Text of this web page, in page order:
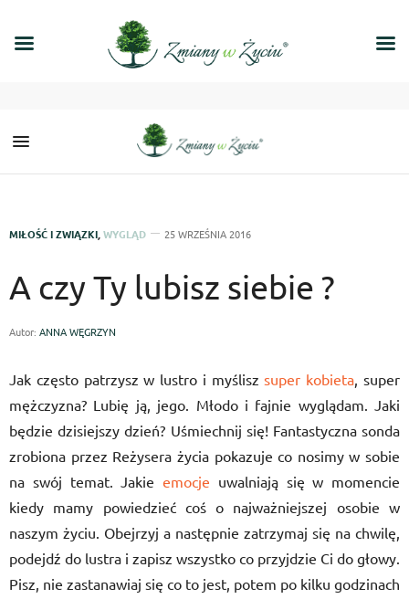
MIŁOŚĆ I ZWIĄZKI WYGLĄD 25 WRZEŚNIA 2016
A czy Ty lubisz siebie ?
Autor: ANNA WĘGRZYN
Jak często patrzysz w lustro i myśliszsuper kobieta, super
mężczyzna? Lubię ją, jego. Młodo i fajnie wyglądam. Jaki
będzie dzisiejszy dzień? Uśmiechnij się! Fantastyczna sonda
zrobiona przez Reżysera życia pokazuje co nosimy w sobie
na swój temat. Jakie emocje uwalniają się w momencie
kiedy mamy powiedzieć coś o najważniejszej osobie w
naszym życiu. Obejrzyj a następnie zatrzymaj się na chwilę,
podejdź do lustra i zapisz wszystko co przyjdzie Ci do głowy.
Pisz, nie zastanawiaj się co to jest, potem po kilku godzinach